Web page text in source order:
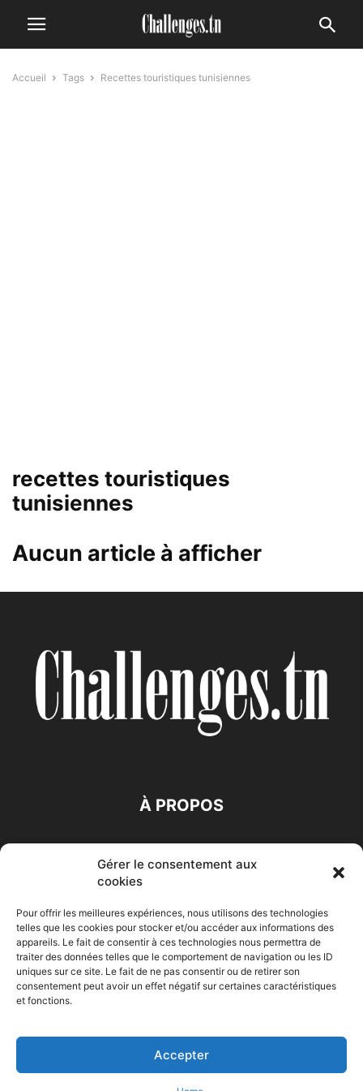
Gérer le consentement aux
cookies
Pour offrir les meilleures expériences, nous utilisons des technologies
telles que les cookies pour stocker et/ou accéder aux informations des
appareils. Le fait de consentir à ces technologies nous permettra de
traiter des données telles que le comportement de navigation ou les ID
uniques sur ce site. Le fait de ne pas consentir ou de retirer son
consentement peut avoir un effet négatif sur certaines caractéristiques
et fonctions.
Accepter
Accueil Tags Recettes touristiques tunisiennes
recettes touristiques
tunisiennes
Aucun article à afficher
À PROPOS
Accueil Economie Entreprises Entrepreneur
Maghreb
© Challenges.tn By AAKOM.DIGITAL